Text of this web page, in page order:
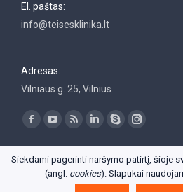
El. paštas:
info@teisesklinika.lt
Adresas:
Vilniaus g. 25, Vilnius
Find us on:
LinkedinSkype
© Vilniaus universiteto
Siekdami pagerinti naršymo patirtį, šioje
(angl. cookies). Slapukai